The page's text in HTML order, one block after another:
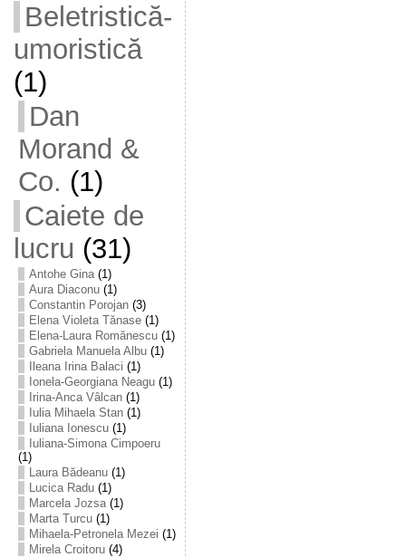
Beletristică-
umoristică
(1)
Dan
Morand &
Co. (1)
Caiete de
lucru (31)
Antohe Gina(1)
Aura Diaconu(1)
Constantin Porojan(3)
Elena Violeta Tănase(1)
Elena-Laura Romănescu(1)
Gabriela Manuela Albu(1)
Ileana Irina Balaci (1)
Ionela-Georgiana Neagu(1)
Irina-Anca Vâlcan(1)
Iulia Mihaela Stan(1)
Iuliana Ionescu(1)
Iuliana-Simona Cimpoeru
(1)
Laura Bădeanu(1)
Lucica Radu(1)
Marcela Jozsa(1)
Marta Turcu(1)
Mihaela-Petronela Mezei (1)
Mirela Croitoru(4)